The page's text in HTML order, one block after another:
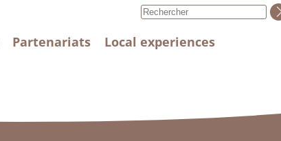
Partenariats Local experiences